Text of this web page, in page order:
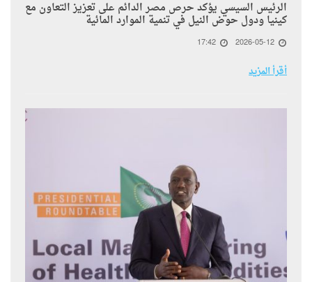
الرئيس السيسي يؤكد حرص مصر الدائم على تعزيز التعاون مع
كينيا ودول حوض النيل في تنمية الموارد المائية
2026-05-12
17:42
أقرأ المزيد